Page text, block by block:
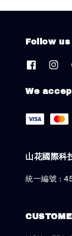
Follow us
We
山花國際科
統一編號 :